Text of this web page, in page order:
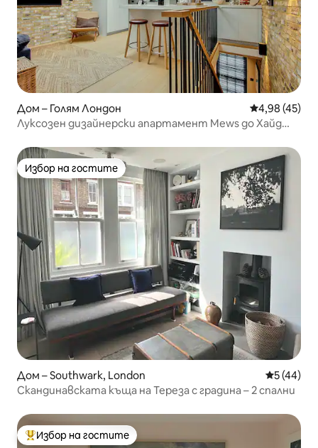
Дом – Голям Лондон Средна
4,98 (45)
Луксозен дизайнерски апартамент Mews до Хайд
Избор на гостите
Избор на гостите
Дом – Southwark, London Средна
5 (44)
Скандинавската къща на Тереза с градина – 2 спални
Най-популярен избор на гостите
Избор на гостите